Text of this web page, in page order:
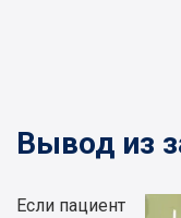
Вывод из
Если пациент